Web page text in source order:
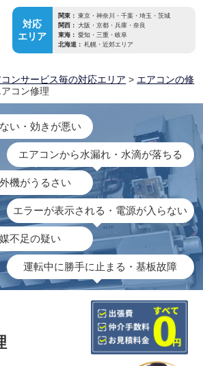
対応
エリア
関東： 東京・神奈川・千葉・埼玉・茨城
関西： 大阪・京都・兵庫・奈良
東海： 愛知・三重・岐阜
北海道： 札幌・近郊エリア
ンサービス毎の対応エリア > エアコンの修
コン修理
い・効きが悪い
エアコンから水漏れ・水滴が落ちる
機がうるさい
エラーが表示される・電源が入らない
不足の疑い
運転中に勝手に止まる・基板故障